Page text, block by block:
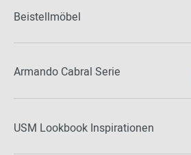
Beistellmöbel
Armando Cabral Serie
USM Lookbook Inspirationen